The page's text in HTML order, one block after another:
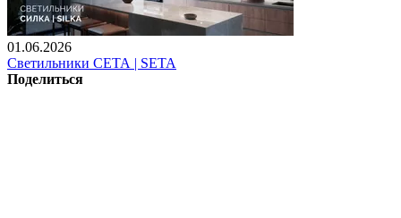
01.06.2026
Светильники СЕТА | SETA
Поделиться